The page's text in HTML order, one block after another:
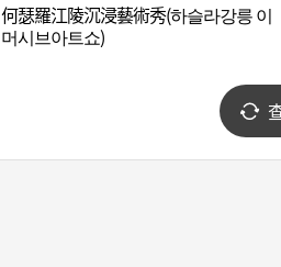
何瑟羅江陵沉浸藝術秀(하슬라강릉 이
머시브아트쇼)